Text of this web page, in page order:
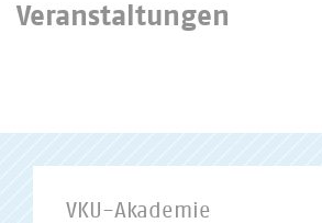
Veranstaltungen
VKU-Akademie